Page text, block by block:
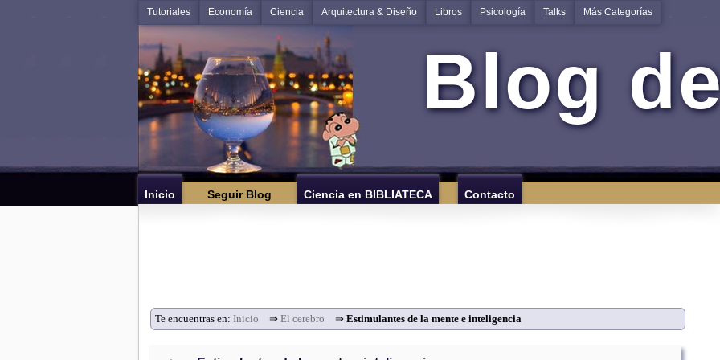
Tutoriales Economía Ciencia Arquitectura & Diseño Libros Psicología Talks Más Categorías
Blog
Inicio Seguir Blog Ciencia en BIBLIATECA Contacto
Te encuentras en: Inicio ⇒ El cerebro ⇒ Estimulantes de la mente e inteligencia